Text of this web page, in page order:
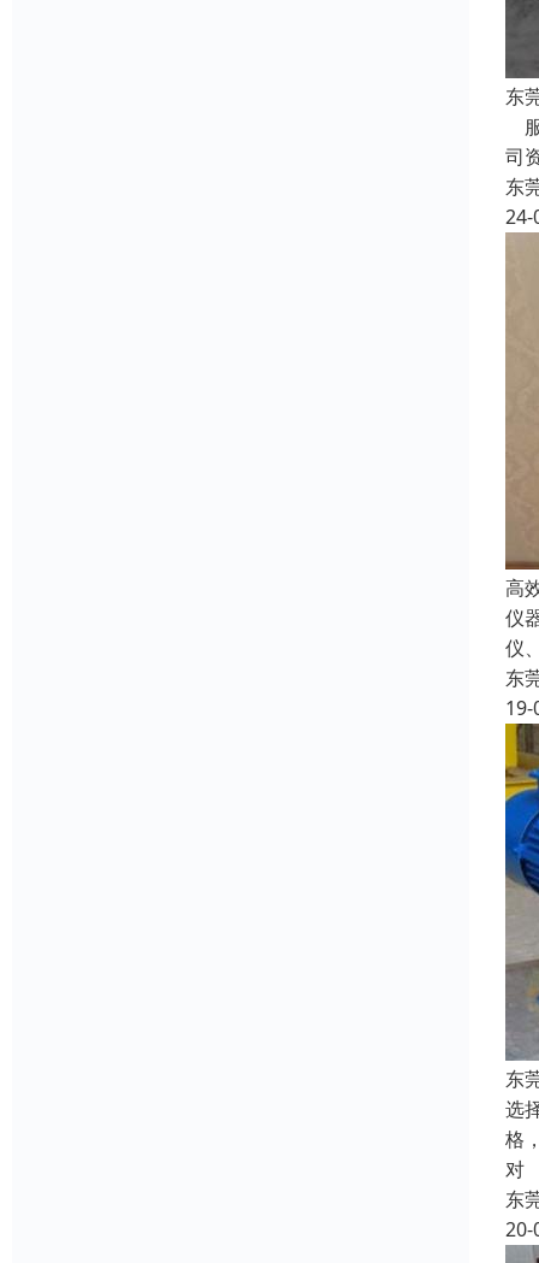
东
司
东
24-
高
仪
仪
东
19-
东
选
格
对
东
20-